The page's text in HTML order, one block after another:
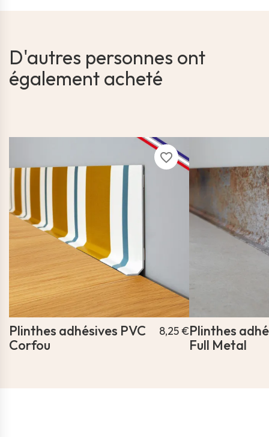
D'autres personnes ont
également acheté
favorite_border
Plinthes adhésives PVC
Corfou
8,25 €Plinthes
Full Metal